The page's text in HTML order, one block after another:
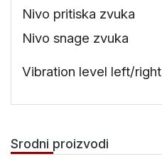
Nivo pritiska zvuka
Nivo snage zvuka
Vibration level left/right
Srodni proizvodi